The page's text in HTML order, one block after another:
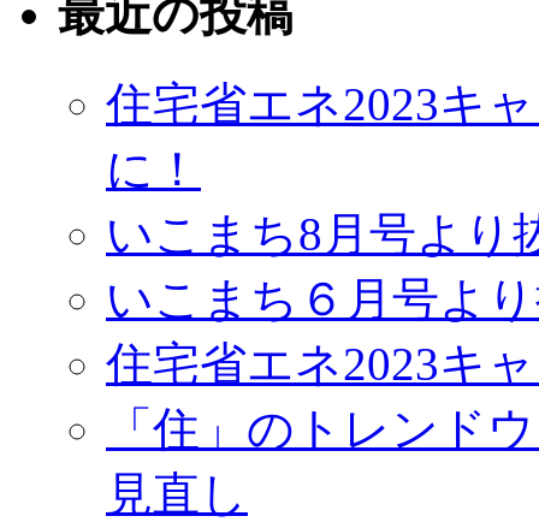
最近の投稿
住宅省エネ2023キ
に！
いこまち8月号よ
いこまち６月号よ
住宅省エネ2023キ
「住」のトレンド
見直し